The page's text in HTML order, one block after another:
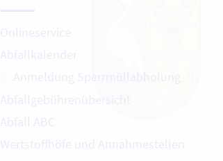
Onlineservice
Abfallkalender
Anmeldung Sperrmüllabholung
Abfallgebührenübersicht
Abfall ABC
Wertstoffhöfe und Annahmestellen